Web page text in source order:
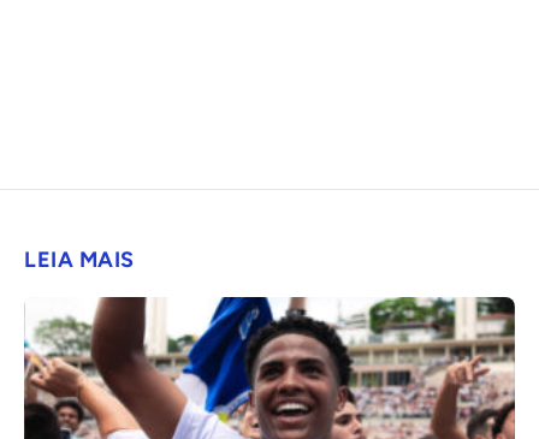
LEIA MAIS